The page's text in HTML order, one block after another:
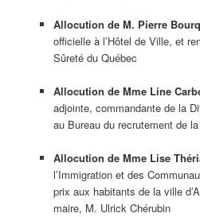
Allocution de M. Pierre
officielle à l’Hôtel de Ville, et
Sûreté du Québec
Allocution de Mme Line
adjointe, commandante de la
au Bureau du recrutement de
Allocution de Mme Lise
l’Immigration et des
prix aux habitants de la ville
maire, M. Ulrick Chérubin